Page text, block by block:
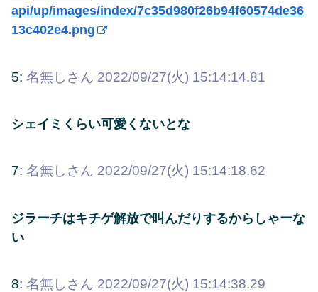
api/up/images/index/7c35d980f26b94f60574de36
13c402e4.png
5: 名無しさん 2022/09/27(火) 15:14:14.81
シェイミくらい可愛くないとな
7: 名無しさん 2022/09/27(火) 15:14:18.62
ジラーチはキチゲ解放で叫んだりするからしゃーな
い
8: 名無しさん 2022/09/27(火) 15:14:38.29